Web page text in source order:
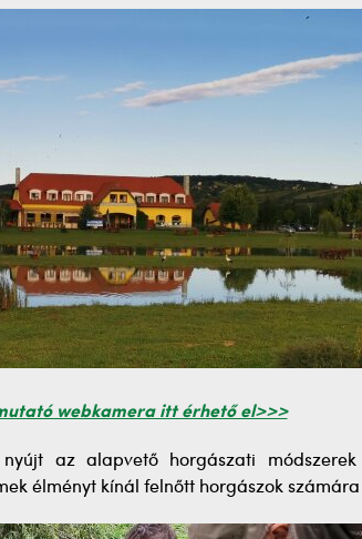
webkamera itt érhető el>>>
az alapvető horgászati módszerek
élményt kínál felnőtt horgászok számára